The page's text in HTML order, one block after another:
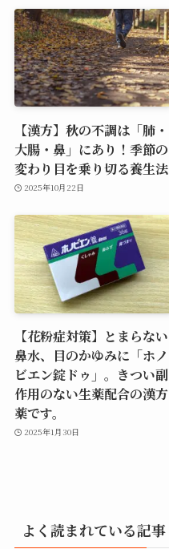
【漢方】秋の不調は「肺・
大腸・鼻」にあり！季節の
変わり目を乗り切る養生法
2025年10月22日
【花粉症対策】とまらない
鼻水、目のかゆみに「ホノ
ビエン錠ドゥ」。きつい副
作用のない生薬配合の漢方
薬です。
2025年1月30日
よく読まれている記事